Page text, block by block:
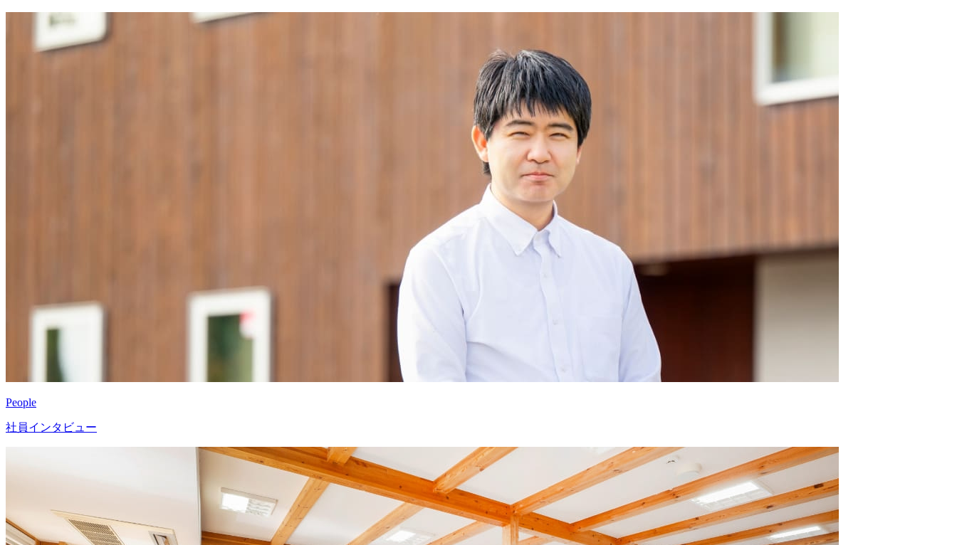
People
社員インタビュー